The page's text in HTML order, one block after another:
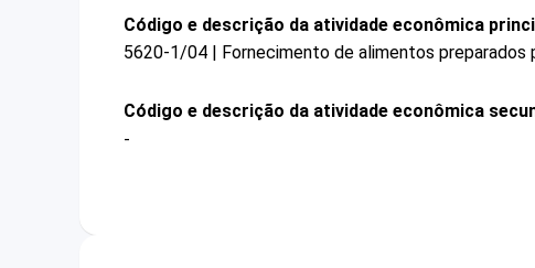
Código e descrição da atividade econômica
5620-1/04 | Fornecimento de alimentos
Código e descrição da atividade econômica
-